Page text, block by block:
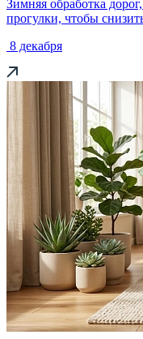
Зимняя обработка
прогулки, чтобы
8 декабря